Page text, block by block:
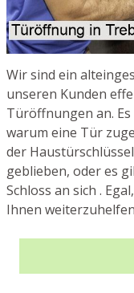
Wir sind ein
unseren Kunden
Türöffnungen an.
warum eine Tür
der
geblieben, oder es
Schloss an sich .
Ihnen